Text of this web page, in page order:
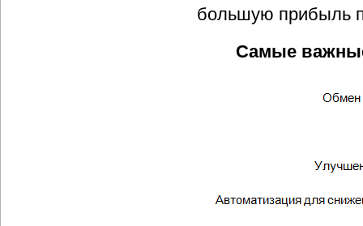
большую прибыль
Самые